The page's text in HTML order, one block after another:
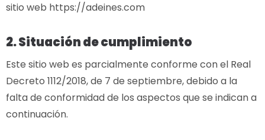
sitio web https://adeines.com
2. Situación de cumplimiento
Este sitio web es parcialmente conforme con el Real
Decreto 1112/2018, de 7 de septiembre, debido a la
falta de conformidad de los aspectos que se indican a
continuación.